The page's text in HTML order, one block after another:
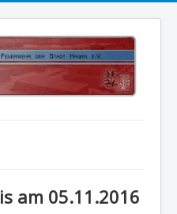
am 05.11.2016